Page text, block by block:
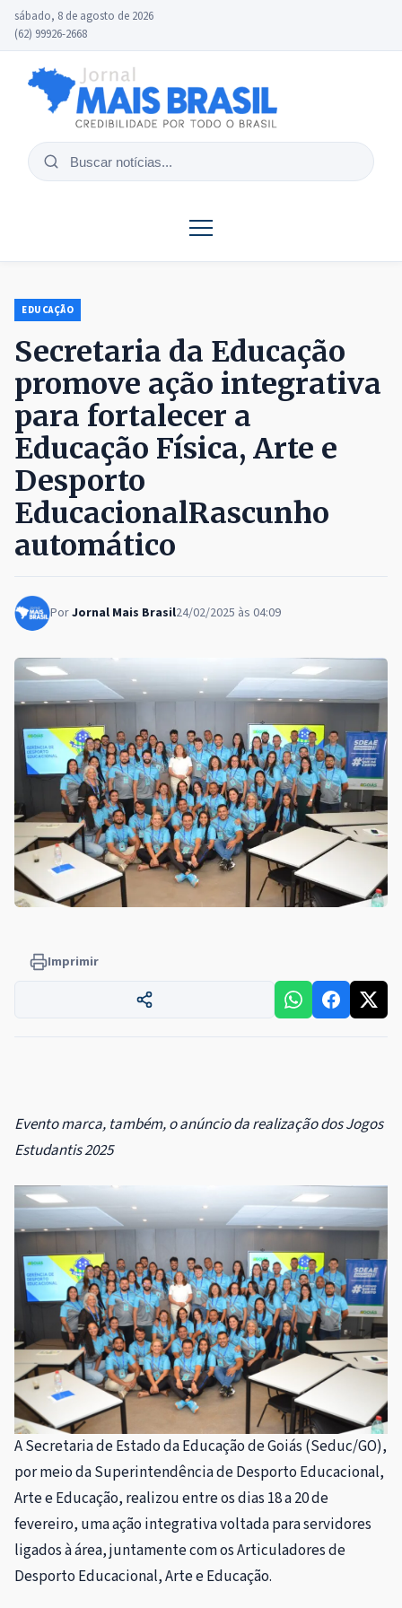
sábado, 8 de agosto de 2026
(62) 99926-2668
Buscar
EDUCAÇÃO
Secretaria da Educação
promove ação integrativa
para fortalecer a
Educação Física, Arte e
Desporto
EducacionalRascunho
automático
PorJornal Mais Brasil24/02/2025 às 04:09
Imprimir
Evento marca, também, o anúncio da realização dos Jogos
Estudantis 2025
A Secretaria de Estado da Educação de Goiás (Seduc/GO),
por meio da Superintendência de Desporto Educacional,
Arte e Educação, realizou entre os dias 18 a 20 de
fevereiro, uma ação integrativa voltada para servidores
ligados à área, juntamente com os Articuladores de
Desporto Educacional, Arte e Educação.